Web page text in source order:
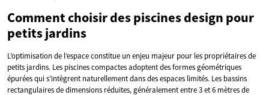
Comment choisir des piscines design pour
petits jardins
L’optimisation de l’espace constitue un enjeu majeur pour les propriétaires de
petits jardins. Les piscines compactes adoptent des formes géométriques
épurées qui s’intègrent naturellement dans des espaces limités. Les bassins
rectangulaires de dimensions réduites, généralement entre 3 et 6 mètres de